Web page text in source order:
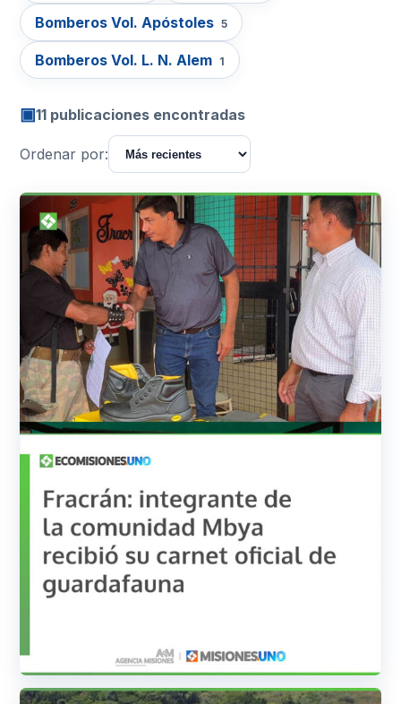
Bomberos Vol. Apóstoles 5
Bomberos Vol. L. N. Alem 1
▣11 publicaciones encontradas
Ordenar por: